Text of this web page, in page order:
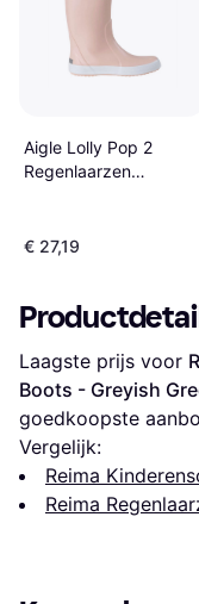
Aigle Lolly Pop 2
Regenlaarzen
€ 27,19
Laagste prijs voor
Boots - Greyish
goedkoopste
Vergelijk:
Reima
Reima